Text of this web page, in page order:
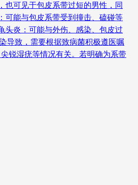
也可见于包皮系带过短的男性，同
可能与包皮系带受到撞击、磕碰等
头炎：可能与外伤、感染、包皮过
导致，需要根据致病菌积极遵医嘱
锐湿疣等情况有关。若明确为系带